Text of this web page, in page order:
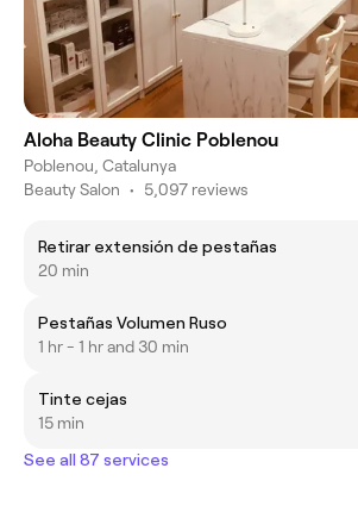
Aloha Beauty Clinic Poblenou
Poblenou, Catalunya
Beauty Salon • 5,097 reviews
Retirar extensión de pestañas
20 min
Pestañas Volumen Ruso
1 hr - 1 hr and 30 min
Tinte cejas
15 min
See all 87 services